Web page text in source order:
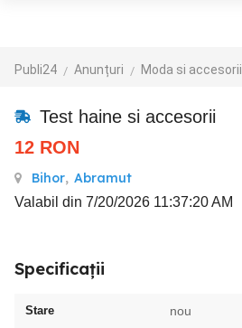
Publi24 Anunțuri Moda si accesorii
Test haine si accesorii
12 RON
Bihor, Abramut
Valabil din 7/20/2026 11:37:20 AM
Specificații
Stare nou